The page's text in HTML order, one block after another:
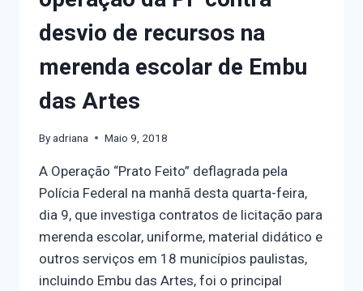
desvio de recursos na
merenda escolar de Embu
das Artes
Byadriana Maio 9, 2018
A Operação “Prato Feito” deflagrada pela
Polícia Federal na manhã desta quarta-feira,
dia 9, que investiga contratos de licitação para
merenda escolar, uniforme, material didático e
outros serviços em 18 municípios paulistas,
incluindo Embu das Artes, foi o principal